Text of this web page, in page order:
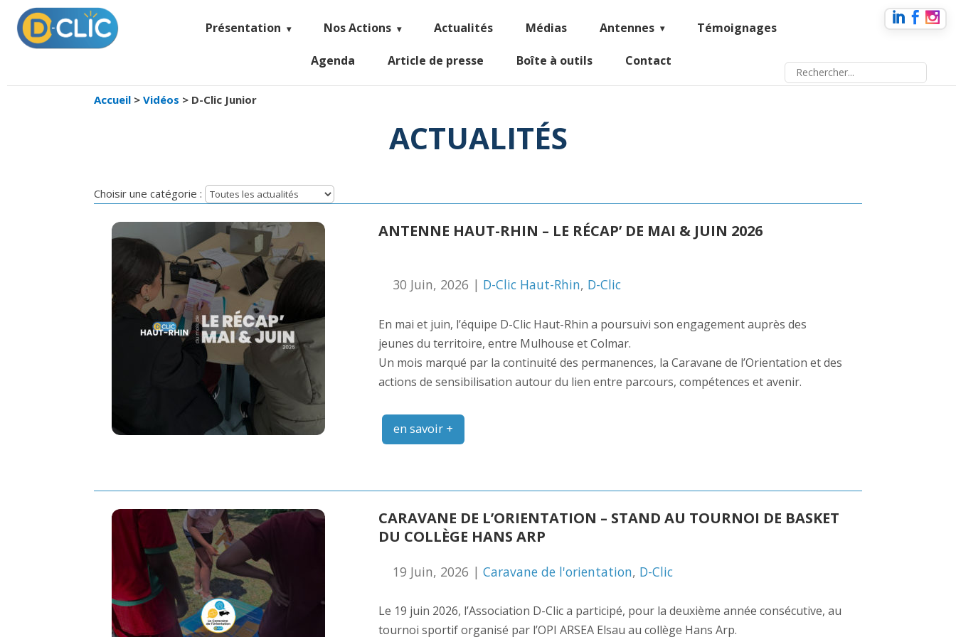
Présentation Nos Actions Actualités Médias Antennes Témoignages
Agenda Article de presse Boîte à outils Contact
Accueil > Vidéos > D-Clic Junior
ACTUALITÉS
Choisir une catégorie :
ANTENNE HAUT-RHIN – LE RÉCAP’ DE MAI & JUIN 2026
30 Juin, 2026 | D-Clic Haut-Rhin, D-Clic
En mai et juin, l’équipe D-Clic Haut-Rhin a poursuivi son engagement auprès des
jeunes du territoire, entre Mulhouse et Colmar.
Un mois marqué par la continuité des permanences, la Caravane de l’Orientation et des
actions de sensibilisation autour du lien entre parcours, compétences et avenir.
en savoir +
CARAVANE DE L’ORIENTATION – STAND AU TOURNOI DE BASKET
DU COLLÈGE HANS ARP
19 Juin, 2026 | Caravane de l'orientation, D-Clic
Le 19 juin 2026, l’Association D-Clic a participé, pour la deuxième année consécutive, au
tournoi sportif organisé par l’OPI ARSEA Elsau au collège Hans Arp.